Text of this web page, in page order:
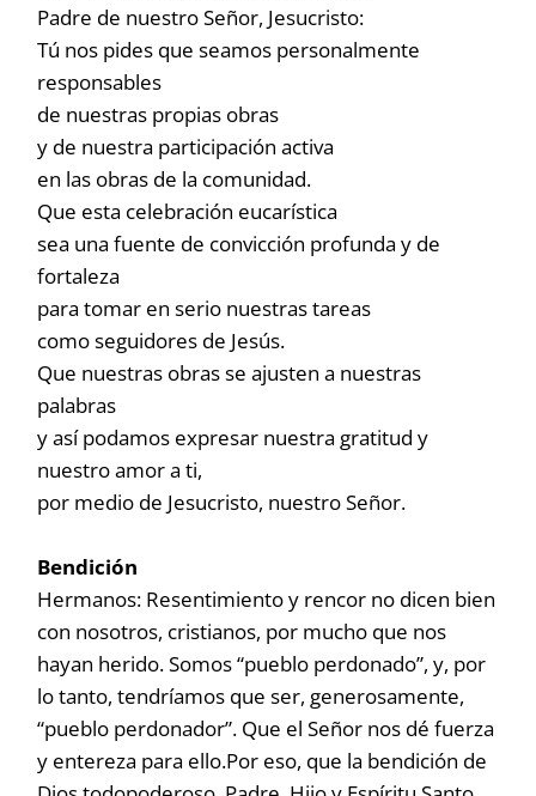
Padre de nuestro Señor, Jesucristo:
Tú nos pides que seamos personalmente
responsables
de nuestras propias obras
y de nuestra participación activa
en las obras de la comunidad.
Que esta celebración eucarística
sea una fuente de convicción profunda y de
fortaleza
para tomar en serio nuestras tareas
como seguidores de Jesús.
Que nuestras obras se ajusten a nuestras
palabras
y así podamos expresar nuestra gratitud y
nuestro amor a ti,
por medio de Jesucristo, nuestro Señor.
Bendición
Hermanos: Resentimiento y rencor no dicen bien
con nosotros, cristianos, por mucho que nos
hayan herido. Somos “pueblo perdonado”, y, por
lo tanto, tendríamos que ser, generosamente,
“pueblo perdonador”. Que el Señor nos dé fuerza
y entereza para ello.Por eso, que la bendición de